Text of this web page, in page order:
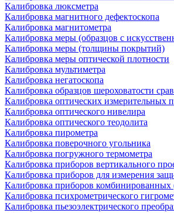
Калибровка люксметра
Калибровка магнитного дефектоскопа
Калибровка магнитометра
Калибровка меры (образцов с
Калибровка меры (толщины покрытий)
Калибровка меры оптической плотности
Калибровка мультиметра
Калибровка негатоскопа
Калибровка образцов шероховатости
Калибровка оптических измерительных
Калибровка оптического нивелира
Калибровка оптического теодолита
Калибровка пирометра
Калибровка поверочного угольника
Калибровка погружного термометра
Калибровка приборов вертикального
Калибровка приборов для измерения
Калибровка приборов
Калибровка психрометрического
Калибровка пьезоэлектрического